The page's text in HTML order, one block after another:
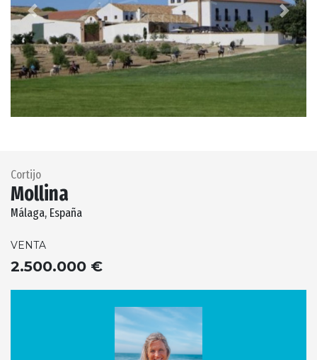
Previous Next
Cortijo
Mollina
Málaga, España
VENTA
2.500.000 €